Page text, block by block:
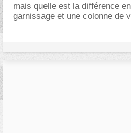
mais quelle est la différence
garnissage et une colonne de